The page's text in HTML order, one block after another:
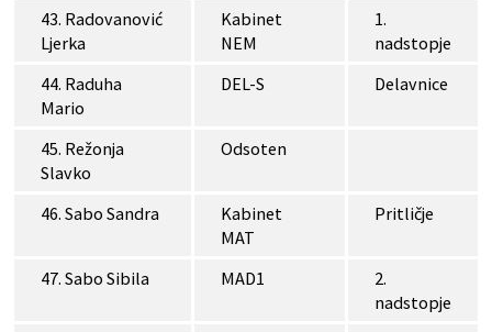
43. Radovanović
Ljerka
Kabinet
NEM
1.
nadstopje
44. Raduha
Mario
DEL-S Delavnice
45. Režonja
Slavko
Odsoten
46. Sabo Sandra
Kabinet
MAT
Pritličje
47. Sabo Sibila MAD1
2.
nadstopje